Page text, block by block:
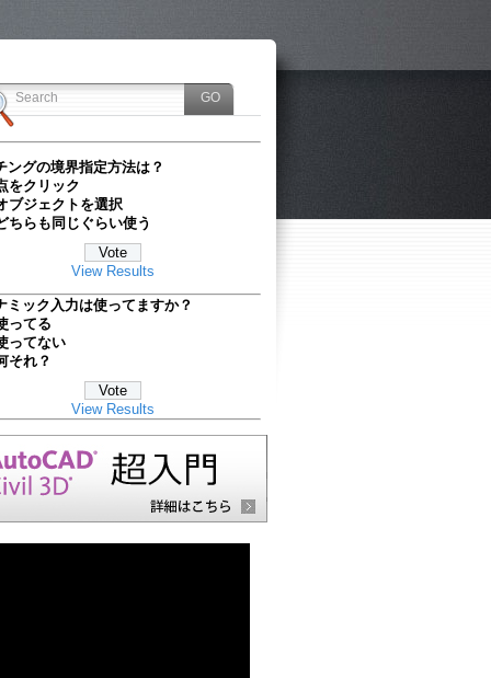
ングの境界指定方法は？
をクリック
ブジェクトを選択
ちらも同じぐらい使う
View Results
ミック入力は使ってますか？
ってる
ってない
それ？
View Results